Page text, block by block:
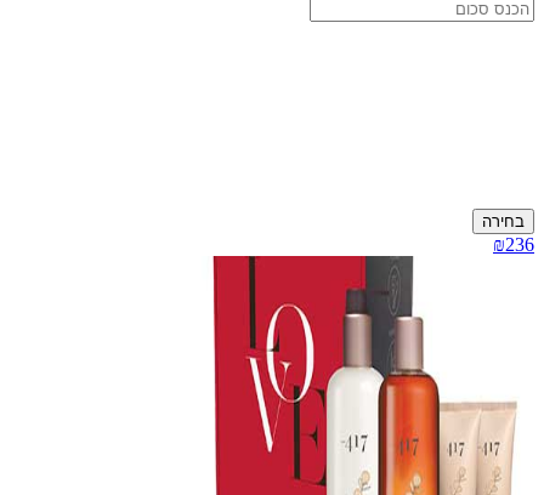
בחירה
₪236